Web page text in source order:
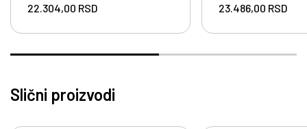
22.304,00 RSD 23.486,00 RSD
Slični proizvodi